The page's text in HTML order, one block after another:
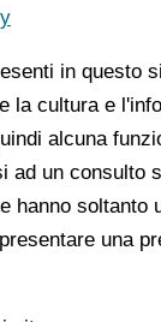
in questo
la cultura e
alcuna
ad un consulto
hanno soltanto
una